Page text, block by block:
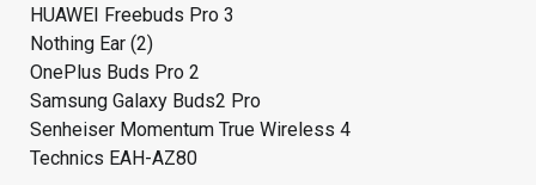
HUAWEI Freebuds Pro 3
Nothing Ear (2)
OnePlus Buds Pro 2
Samsung Galaxy Buds2 Pro
Senheiser Momentum True Wireless 4
Technics EAH-AZ80